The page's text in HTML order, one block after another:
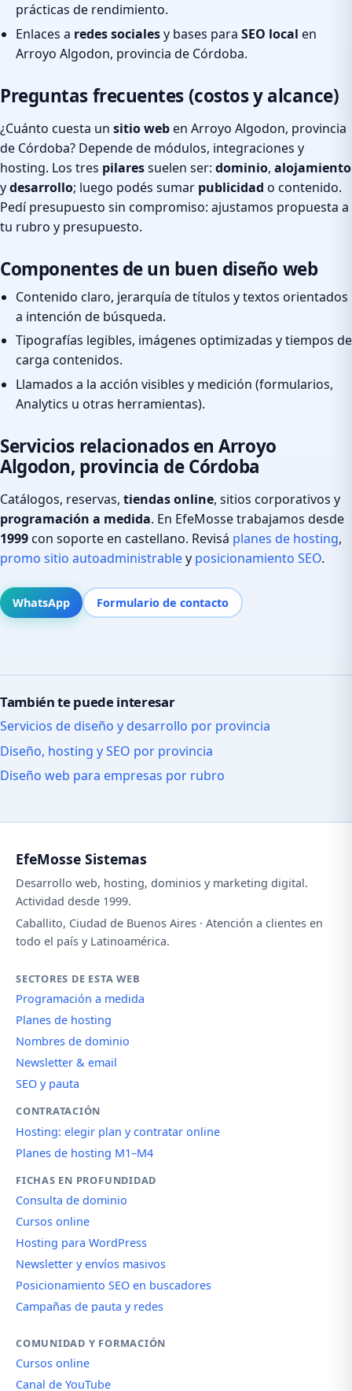
prácticas de rendimiento.
Enlaces a redes socialesy bases para SEO local en
Arroyo Algodon, provincia de Córdoba.
Preguntas frecuentes (costos y alcance)
¿Cuánto cuesta un sitio weben Arroyo Algodon, provincia
de Córdoba? Depende de módulos, integraciones y
hosting. Los tres pilaressuelen ser: dominio, alojamiento
ydesarrollo; luego podés sumar publicidad o contenido.
Pedí presupuesto sin compromiso: ajustamos propuesta a
tu rubro y presupuesto.
Componentes de un buen diseño web
Contenido claro, jerarquía de títulos y textos orientados
a intención de búsqueda.
Tipografías legibles, imágenes optimizadas y tiempos de
carga contenidos.
Llamados a la acción visibles y medición (formularios,
Analytics u otras herramientas).
Servicios relacionados en Arroyo
Algodon, provincia de Córdoba
Catálogos, reservas, tiendas online, sitios corporativos y
programación a medida. En EfeMosse trabajamos desde
1999con soporte en castellano. Revisá planes de hosting,
promo sitio autoadministrabley posicionamiento SEO.
WhatsApp Formulario de contacto
También te puede interesar
Servicios de diseño y desarrollo por provincia
Diseño, hosting y SEO por provincia
Diseño web para empresas por rubro
EfeMosse Sistemas
Desarrollo web, hosting, dominios y marketing digital.
Actividad desde 1999.
Caballito, Ciudad de Buenos Aires · Atención a clientes en
todo el país y Latinoamérica.
SECTORES DE ESTA WEB
Programación a medida
Planes de hosting
Nombres de dominio
Newsletter & email
SEO y pauta
CONTRATACIÓN
Hosting: elegir plan y contratar online
Planes de hosting M1–M4
FICHAS EN PROFUNDIDAD
Consulta de dominio
Cursos online
Hosting para WordPress
Newsletter y envíos masivos
Posicionamiento SEO en buscadores
Campañas de pauta y redes
COMUNIDAD Y FORMACIÓN
Cursos online
Canal de YouTube